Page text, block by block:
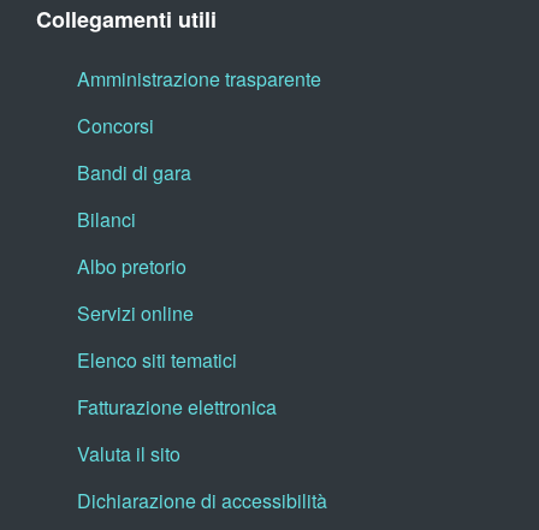
Collegamenti utili
Amministrazione trasparente
Concorsi
Bandi di gara
Bilanci
Albo pretorio
Servizi online
Elenco siti tematici
Fatturazione elettronica
Valuta il sito
Dichiarazione di accessibilità